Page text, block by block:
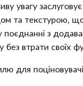
увагу
та текстурою,
з
втрати своїх
для